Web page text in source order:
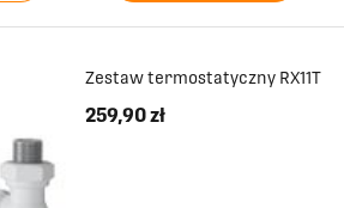
Zestaw termostatyczny RX11T
259,90 zł